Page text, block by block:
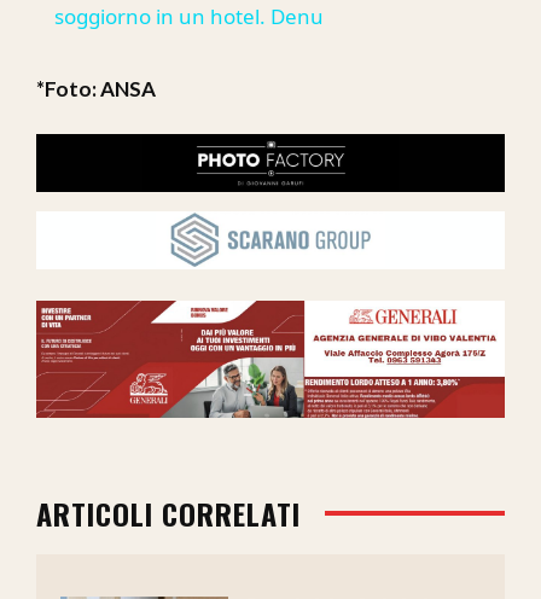
soggiorno in un hotel. Denu
*Foto: ANSA
ARTICOLI CORRELATI